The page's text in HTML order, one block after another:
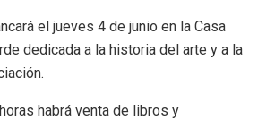
el jueves 4 de junio en la Casa
dedicada a la historia del arte y a la
habrá venta de libros y